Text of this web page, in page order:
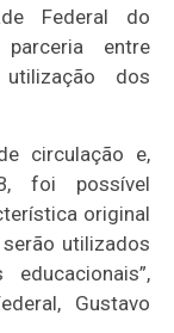
Federal do
parceria entre
dos
circulação e,
foi possível
original
utilizados
Gustavo